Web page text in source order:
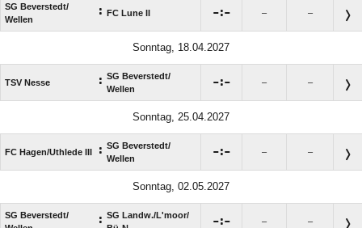
SG Beverstedt/​
Wellen
: FC Lune II : – –
Sonntag, 18.04.2027
TSV Nesse : SG Beverstedt/​
Wellen
: – –
Sonntag, 25.04.2027
FC Hagen/​Uthlede III : SG Beverstedt/​
Wellen
: – –
Sonntag, 02.05.2027
SG Beverstedt/​
: SG Landw./​L'moor/​
: – –